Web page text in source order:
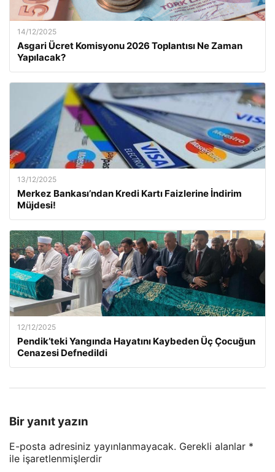
14/12/2025
Asgari Ücret Komisyonu 2026 Toplantısı Ne Zaman
Yapılacak?
13/12/2025
Merkez Bankası’ndan Kredi Kartı Faizlerine İndirim
Müjdesi!
12/12/2025
Pendik’teki Yangında Hayatını Kaybeden Üç Çocuğun
Cenazesi Defnedildi
Bir yanıt yazın
E-posta adresiniz yayınlanmayacak. Gerekli alanlar *
ile işaretlenmişlerdir